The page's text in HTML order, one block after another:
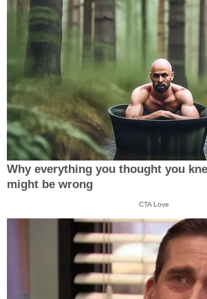
Why everything you thought you
might be wrong
CTA Love